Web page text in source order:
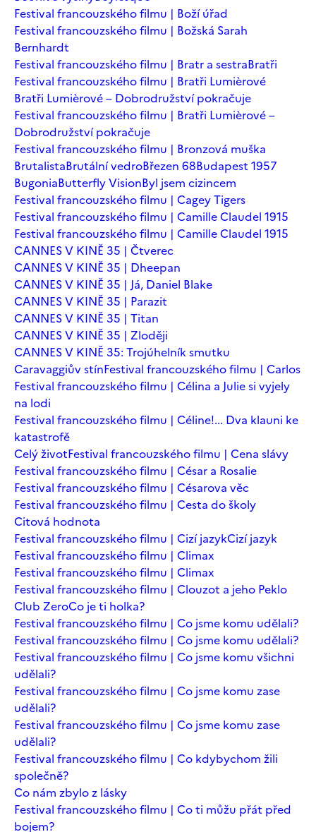
Festival francouzského filmu | Boží úřad
Festival francouzského filmu | Božská Sarah
Bernhardt
Festival francouzského filmu | Bratr a sestraBratři
Festival francouzského filmu | Bratři Lumièrové
Bratři Lumièrové – Dobrodružství pokračuje
Festival francouzského filmu | Bratři Lumièrové –
Dobrodružství pokračuje
Festival francouzského filmu | Bronzová muška
BrutalistaBrutální vedroBřezen 68Budapest 1957
BugoniaButterfly VisionByl jsem cizincem
Festival francouzského filmu | Cagey Tigers
Festival francouzského filmu | Camille Claudel 1915
Festival francouzského filmu | Camille Claudel 1915
CANNES V KINĚ 35 | Čtverec
CANNES V KINĚ 35 | Dheepan
CANNES V KINĚ 35 | Já, Daniel Blake
CANNES V KINĚ 35 | Parazit
CANNES V KINĚ 35 | Titan
CANNES V KINĚ 35 | Zloději
CANNES V KINĚ 35: Trojúhelník smutku
Caravaggiův stínFestival francouzského filmu | Carlos
Festival francouzského filmu | Célina a Julie si vyjely
na lodi
Festival francouzského filmu | Céline!... Dva klauni ke
katastrofě
Celý životFestival francouzského filmu | Cena slávy
Festival francouzského filmu | César a Rosalie
Festival francouzského filmu | Césarova věc
Festival francouzského filmu | Cesta do školy
Citová hodnota
Festival francouzského filmu | Cizí jazykCizí jazyk
Festival francouzského filmu | Climax
Festival francouzského filmu | Climax
Festival francouzského filmu | Clouzot a jeho Peklo
Club ZeroCo je ti holka?
Festival francouzského filmu | Co jsme komu udělali?
Festival francouzského filmu | Co jsme komu udělali?
Festival francouzského filmu | Co jsme komu všichni
udělali?
Festival francouzského filmu | Co jsme komu zase
udělali?
Festival francouzského filmu | Co jsme komu zase
udělali?
Festival francouzského filmu | Co kdybychom žili
společně?
Co nám zbylo z lásky
Festival francouzského filmu | Co ti můžu přát před
bojem?